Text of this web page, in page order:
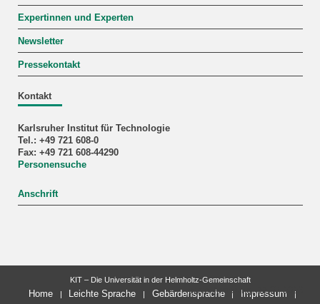
Expertinnen und Experten
Newsletter
Pressekontakt
Kontakt
Karlsruher Institut für Technologie
Tel.: +49 721 608-0
Fax: +49 721 608-44290
Personensuche
Anschrift
letzte Änderung: 22.07.2026
KIT – Die Universität in der Helmholtz-Gemeinschaft
Home Leichte Sprache Gebärdensprache
Impressum